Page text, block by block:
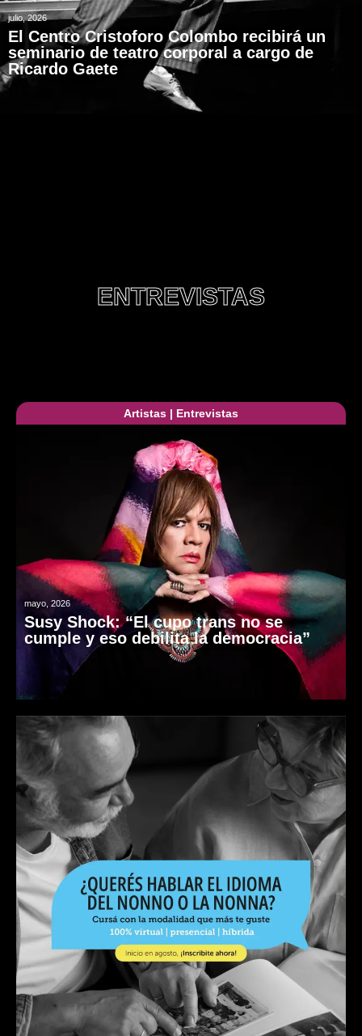
julio, 2026
El Centro Cristoforo Colombo recibirá un
seminario de teatro corporal a cargo de
Ricardo Gaete
ENTREVISTAS
Artistas | Entrevistas
mayo, 2026
Susy Shock: “El cupo trans no se
cumple y eso debilita la democracia”